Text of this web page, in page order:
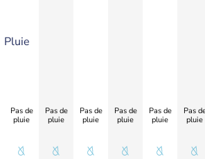
Pluie
Pas de
pluie
Pas de
pluie
Pas de
pluie
Pas de
pluie
Pas de
pluie
Pas
pluie